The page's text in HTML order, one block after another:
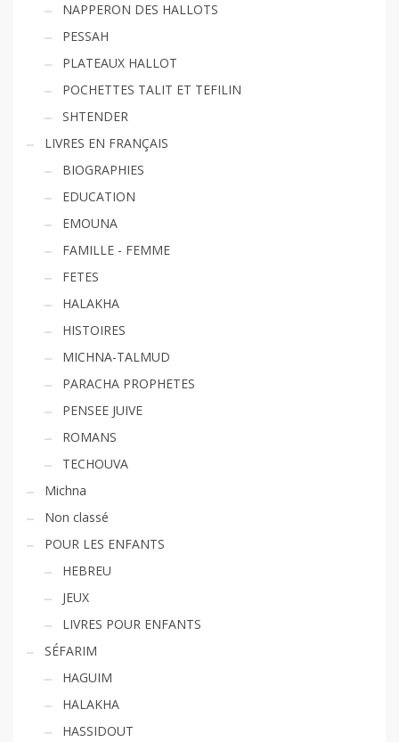
NAPPERON DES HALLOTS
PESSAH
PLATEAUX HALLOT
POCHETTES TALIT ET TEFILIN
SHTENDER
LIVRES EN FRANÇAIS
BIOGRAPHIES
EDUCATION
EMOUNA
FAMILLE - FEMME
FETES
HALAKHA
HISTOIRES
MICHNA-TALMUD
PARACHA PROPHETES
PENSEE JUIVE
ROMANS
TECHOUVA
Michna
Non classé
POUR LES ENFANTS
HEBREU
JEUX
LIVRES POUR ENFANTS
SÉFARIM
HAGUIM
HALAKHA
HASSIDOUT